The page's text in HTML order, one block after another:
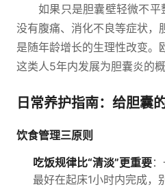
如果只是胆囊壁轻微不平
没有腹痛、消化不良等症状，
是随年龄增长的生理性改变。
这类人5年内发展为胆囊炎的概
日常养护指南：给胆囊
饮食管理三原则
吃饭规律比“清淡”更重要
最好在起床1小时内完成，